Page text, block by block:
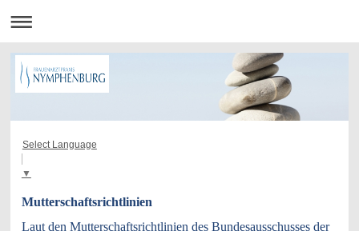
Select Language
▼
Mutterschaftsrichtlinien
Laut den Mutterschaftsrichtlinien des Bundesausschusses der